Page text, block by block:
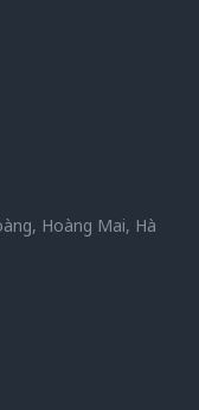
Hoàng Mai, Hà